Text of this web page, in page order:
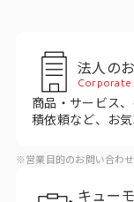
会社情報トップ
会社概要・所
社長メッセージ
法人の
Corporate
商品・サービス
積依頼など、お
※営業目的のお問い合わ
キュー